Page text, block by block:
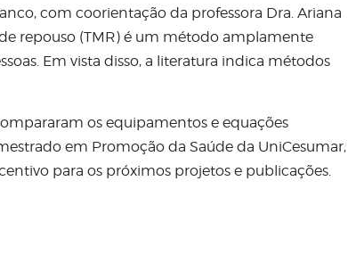
com coorientação da professora Dra. Ariana
repouso (TMR) é um método amplamente
Em vista disso, a literatura indica métodos
os equipamentos e equações
em Promoção da Saúde da UniCesumar,
para os próximos projetos e publicações.